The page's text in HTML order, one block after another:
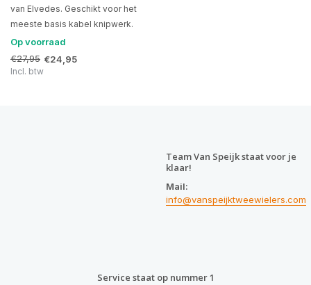
van Elvedes. Geschikt voor het
meeste basis kabel knipwerk.
Op voorraad
€27,95 €24,95
Incl. btw
Team Van Speijk staat voor je
klaar!
Mail:
info@vanspeijktweewielers.com
Service staat op nummer 1